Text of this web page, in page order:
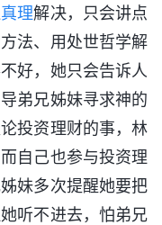
真理解决，只会讲点
法、用处世哲学解
好，她只会告诉人
弟兄姊妹寻求神的
投资理财的事，林
自己也参与投资理
妹多次提醒她要把
听不进去，怕弟兄